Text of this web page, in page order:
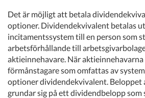
Det är möjligt att betala
optioner. Dividendekvivalent betalas
incitamentssystem till en person som
arbetsförhållande till
aktieinnehavare. När
förmånstagare som omfattas av
optioner dividendekvivalent. Beloppet
grundar sig på ett dividendbelopp som